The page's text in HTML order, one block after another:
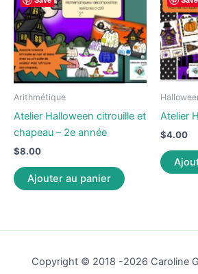
Arithmétique
Atelier Halloween citrouille et
chapeau – 2e année
$8.00
Ajouter au panier
Atelier
$4.00
Copyright © 2018 -2026 Caroline